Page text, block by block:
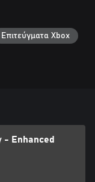
Επιτεύγματα Xbox
- Enhanced